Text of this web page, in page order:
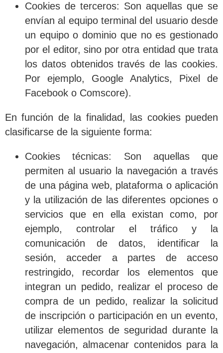
Cookies de terceros: Son aquellas que se
envían al equipo terminal del usuario desde
un equipo o dominio que no es gestionado
por el editor, sino por otra entidad que trata
los datos obtenidos través de las cookies.
Por ejemplo, Google Analytics, Pixel de
Facebook o Comscore).
En función de la finalidad, las cookies pueden
clasificarse de la siguiente forma:
Cookies técnicas: Son aquellas que
permiten al usuario la navegación a través
de una página web, plataforma o aplicación
y la utilización de las diferentes opciones o
servicios que en ella existan como, por
ejemplo, controlar el tráfico y la
comunicación de datos, identificar la
sesión, acceder a partes de acceso
restringido, recordar los elementos que
integran un pedido, realizar el proceso de
compra de un pedido, realizar la solicitud
de inscripción o participación en un evento,
utilizar elementos de seguridad durante la
navegación, almacenar contenidos para la